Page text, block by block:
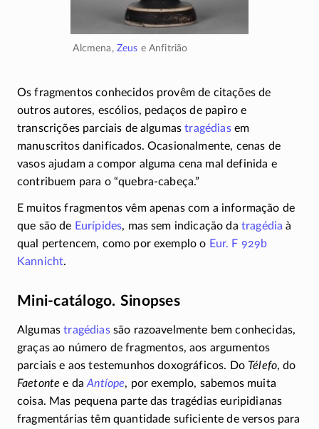
Alcmena, Zeus e Anfitrião
Os fragmentos conhecidos provêm de citações de
outros autores, escólios, pedaços de papiro e
transcrições parciais de algumastragédiasem
manuscritos danificados. Ocasionalmente, cenas de
vasos ajudam a compor alguma cena mal definida e
contribuem para o “quebra-cabeça.”
E muitos fragmentos vêm apenas com a informação de
que são de Eurípides, mas sem indicação da tragédia à
qual pertencem, como por exemplo o Eur. F 929b
Kannicht.
Mini-catálogo. Sinopses
Algumastragédiassão razoavelmente bem conhecidas,
graças ao número de fragmentos, aos argumentos
parciais e aos testemunhos doxográficos. Do Télefo, do
Faetonte e daAntíope, por exemplo, sabemos muita
coisa. Mas pequena parte das tragédias euripidianas
fragmentárias têm quantidade suficiente de versos para